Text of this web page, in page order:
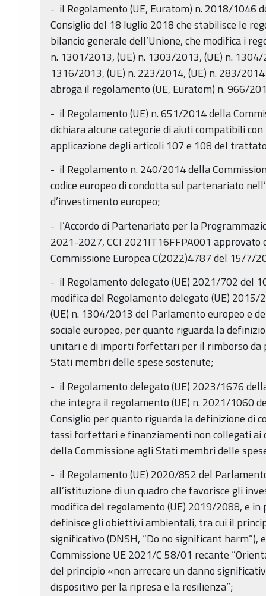
- il Regolamento (UE, Euratom) n. 2018/1046
Consiglio del 18 luglio 2018 che stabilisce le
bilancio generale dell’Unione, che modifica i
n. 1301/2013, (UE) n. 1303/2013, (UE) n.
1316/2013, (UE) n. 223/2014, (UE) n. 283/
abroga il regolamento (UE, Euratom) n. 966/
- il Regolamento (UE) n. 651/2014 della
dichiara alcune categorie di aiuti compatibili
applicazione degli articoli 107 e 108 del
- il Regolamento n. 240/2014 della
codice europeo di condotta sul partenariato
d’investimento europeo;
- l’Accordo di Partenariato per la
2021-2027, CCI 2021IT16FFPA001 approvato
Commissione Europea C(2022)4787 del 15/7/
- il Regolamento delegato (UE) 2021/702 del
modifica del Regolamento delegato (UE)
(UE) n. 1304/2013 del Parlamento europeo e
sociale europeo, per quanto riguarda la
unitari e di importi forfettari per il rimborso da
Stati membri delle spese sostenute;
- il Regolamento delegato (UE) 2023/1676
che integra il regolamento (UE) n. 2021/1060
Consiglio per quanto riguarda la definizione di
tassi forfettari e finanziamenti non collegati ai
della Commissione agli Stati membri delle
- il Regolamento (UE) 2020/852 del
all’istituzione di un quadro che favorisce gli
modifica del regolamento (UE) 2019/2088, e in
definisce gli obiettivi ambientali, tra cui il
significativo (DNSH, “Do no significant harm”),
Commissione UE 2021/C 58/01 recante
del principio «non arrecare un danno
dispositivo per la ripresa e la resilienza”;